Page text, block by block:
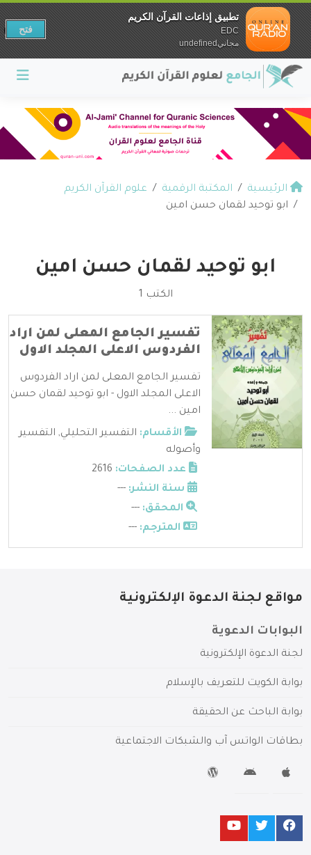
الرئيسية المكتبة الرقمية
علوم القرآن الكريم
ابو توحيد لقمان حسن امين
ابو توحيد لقمان حسن امين
الكتب 1
تفسير الجامع المعلى لمن اراد
الفردوس الاعلى المجلد الاول
تفسير الجامع المعلى لمن اراد الفردوس
الاعلى المجلد الاول - ابو توحيد لقمان حسن
امين ...
الأقسام: التفسير التحليلي, التفسير
وأصوله
عدد الصفحات:
سنة النشر: ---
المحقق: ---
المترجم: ---
مواقع لجنة الدعوة الإلكترونية
البوابات الدعوية
لجنة الدعوة الإلكترونية
بوابة الكويت للتعريف بالإسلام
بوابة الباحث عن الحقيقة
بطاقات الواتس آب والشبكات الاجتماعية
تطبيق إذاعات القرآن الكريم
EDC
مجانيundefined
فتح